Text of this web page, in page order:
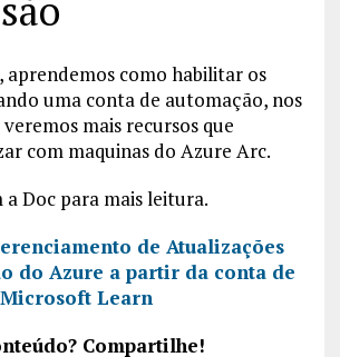
como habilitar os
uma conta de automação, nos
mais recursos que
com maquinas do Azure Arc.
Doc para mais leitura.
de Atualizações
do Azure a partir da conta de
Learn
Compartilhe!